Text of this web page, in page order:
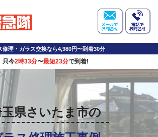
修理・ガラス交換なら4,980円〜到着30分
只今2時33分〜最短23分で到着!
県さいたま市の